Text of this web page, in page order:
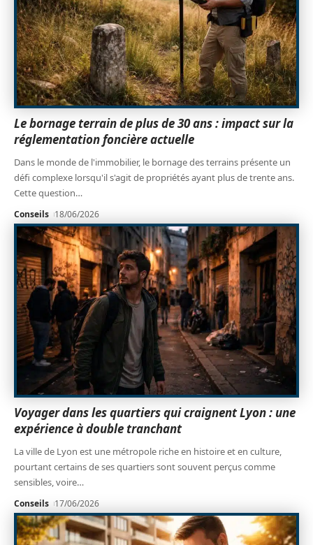
Le bornage terrain de plus de 30 ans : impact sur la
réglementation foncière actuelle
Dans le monde de l'immobilier, le bornage des terrains présente un
défi complexe lorsqu'il s'agit de propriétés ayant plus de trente ans.
Cette question…
Conseils 18/06/2026
Voyager dans les quartiers qui craignent Lyon : une
expérience à double tranchant
La ville de Lyon est une métropole riche en histoire et en culture,
pourtant certains de ses quartiers sont souvent perçus comme
sensibles, voire…
Conseils 17/06/2026